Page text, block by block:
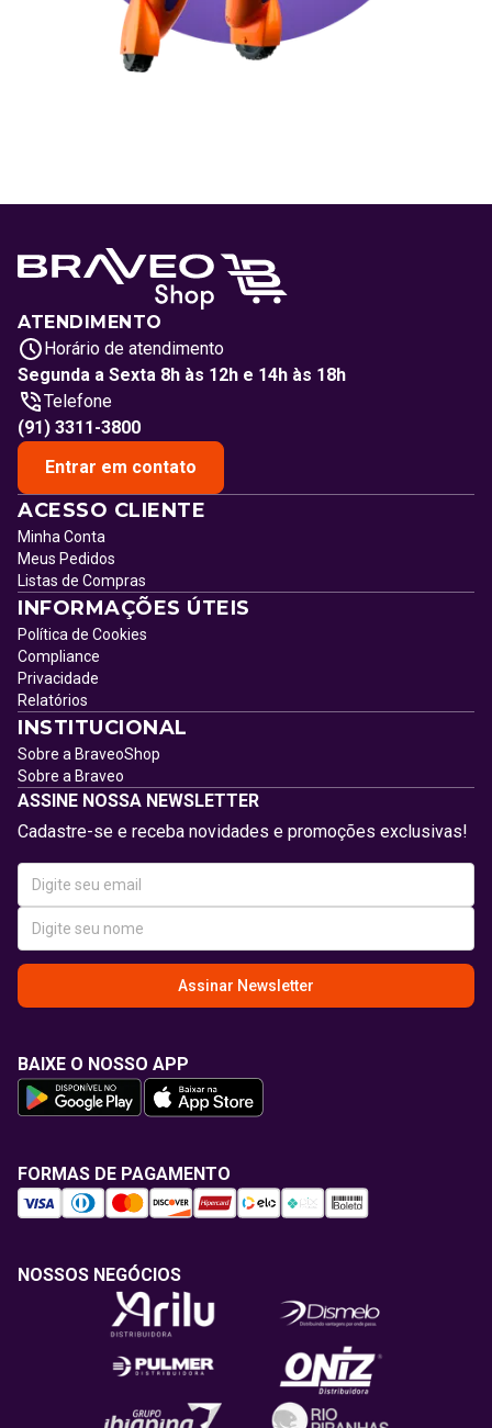
ATENDIMENTO
Horário de atendimento
Segunda a Sexta 8h às 12h e 14h às 18h
Telefone
(91) 3311-3800
Entrar em contato
ACESSO CLIENTE
Minha Conta
Meus Pedidos
Listas de Compras
INFORMAÇÕES ÚTEIS
Política de Cookies
Compliance
Privacidade
Relatórios
INSTITUCIONAL
Sobre a BraveoShop
Sobre a Braveo
ASSINE NOSSA NEWSLETTER
Cadastre-se e receba novidades e promoções exclusivas!
Assinar Newsletter
BAIXE O NOSSO APP
FORMAS DE PAGAMENTO
NOSSOS NEGÓCIOS